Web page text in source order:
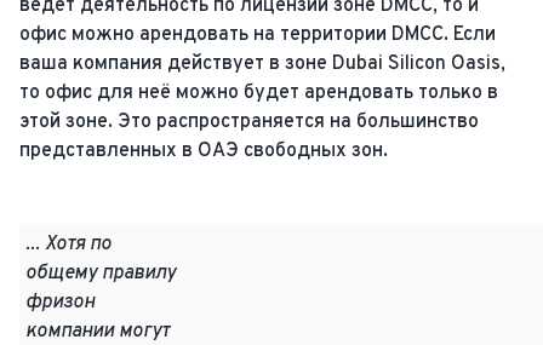
ведет деятельность по лицензии зоне DMCC, то и
офис можно арендовать на территории DMCC. Если
ваша компания действует в зоне Dubai Silicon Oasis,
то офис для неё можно будет арендовать только в
этой зоне. Это распространяется на большинство
представленных в ОАЭ свободных зон.
... Хотя по
общему правилу
фризон
компании могут